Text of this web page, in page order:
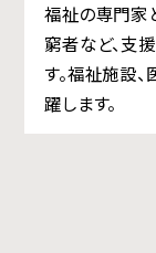
福祉の専門家
窮者など、支
す。福祉施設
躍します。